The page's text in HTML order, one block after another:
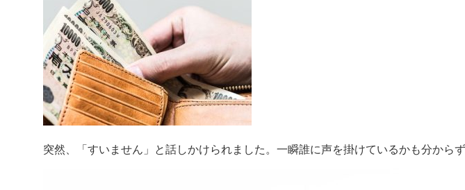
突然、「すいません」と話しかけられました。一瞬誰に声を掛けているかも分から